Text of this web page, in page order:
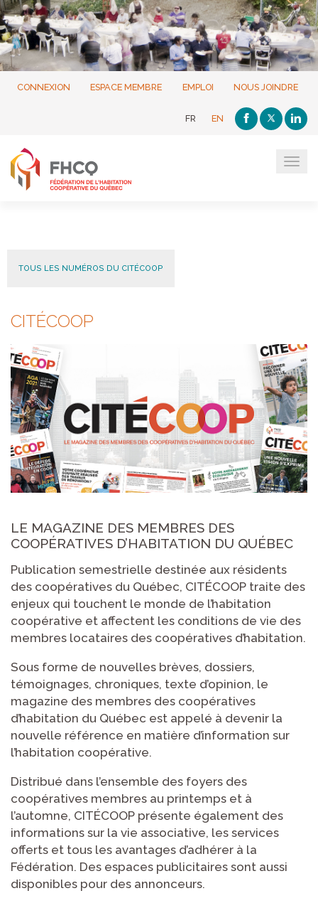
CONNEXION ESPACE MEMBRE EMPLOI NOUS JOINDRE
FR EN
TOUS LES NUMÉROS DU CITÉCOOP
CITÉCOOP
LE MAGAZINE DES MEMBRES DES
COOPÉRATIVES D’HABITATION DU QUÉBEC
Publication semestrielle destinée aux résidents
des coopératives du Québec, CITÉCOOP traite des
enjeux qui touchent le monde de l’habitation
coopérative et affectent les conditions de vie des
membres locataires des coopératives d’habitation.
Sous forme de nouvelles brèves, dossiers,
témoignages, chroniques, texte d’opinion, le
magazine des membres des coopératives
d’habitation du Québec est appelé à devenir la
nouvelle référence en matière d’information sur
l’habitation coopérative.
Distribué dans l’ensemble des foyers des
coopératives membres au printemps et à
l’automne, CITÉCOOP présente également des
informations sur la vie associative, les services
offerts et tous les avantages d’adhérer à la
Fédération. Des espaces publicitaires sont aussi
disponibles pour des annonceurs.